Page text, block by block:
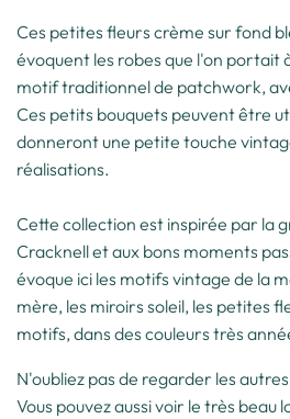
Ces petites fleurs crème sur fond
évoquent les robes que l'on portait
motif traditionnel de patchwork,
Ces petits bouquets peuvent être
donneront une petite touche
réalisations.
Cette collection est inspirée par la
Cracknell et aux bons moments
évoque ici les motifs vintage de la
mère, les miroirs soleil, les petites
motifs, dans des couleurs très
N'oubliez pas de regarder les
Vous pouvez aussi voir le très beau